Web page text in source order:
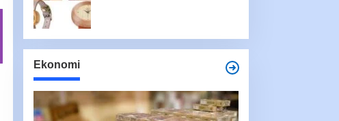
Ekonomi